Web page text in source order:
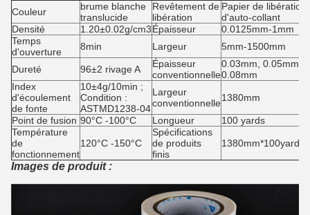
Couleur
brume blanche
translucide
Revêtement de
libération
Papier de libération
d'auto-collant
Densité
1.20±0.02g/cm3Épaisseur
0.0125mm-1mm
Temps
d'ouverture
8min Largeur 5mm-1500mm
Dureté 96±2 rivage A
Épaisseur
conventionnelle
0.03mm, 0.05mm,
0.08mm
Index
d'écoulement
de fonte
10±4g/10min ;
Condition :
ASTMD1238-04
Largeur
conventionnelle1380mm
Point de fusion 90°C -100°C Longueur
100 yards
Température
de
fonctionnement
120°C -150°C
Spécifications
de produits
finis
1380mm*100yards/
Images de produit :